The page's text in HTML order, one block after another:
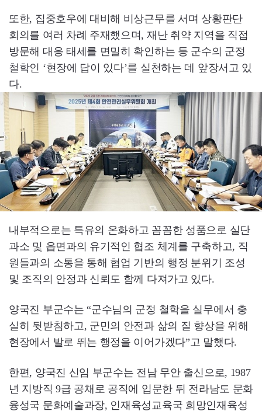
또한, 집중호우에 대비해 비상근무를 서며 상황판단
회의를 여러 차례 주재했으며, 재난 취약 지역을 직접
방문해 대응 태세를 면밀히 확인하는 등 군수의 군정
철학인 ‘현장에 답이 있다’를 실천하는 데 앞장서고 있
다.
내부적으로는 특유의 온화하고 꼼꼼한 성품으로 실단
과소 및 읍면과의 유기적인 협조 체계를 구축하고, 직
원들과의 소통을 통해 협업 기반의 행정 분위기 조성
및 조직의 안정과 신뢰도 함께 다져가고 있다.
양국진 부군수는 “군수님의 군정 철학을 실무에서 충
실히 뒷받침하고, 군민의 안전과 삶의 질 향상을 위해
현장에서 발로 뛰는 행정을 이어가겠다”고 말했다.
한편, 양국진 신임 부군수는 전남 무안 출신으로, 1987
년 지방직 9급 공채로 공직에 입문한 뒤 전라남도 문화
융성국 문화예술과장, 인재육성교육국 희망인재육성